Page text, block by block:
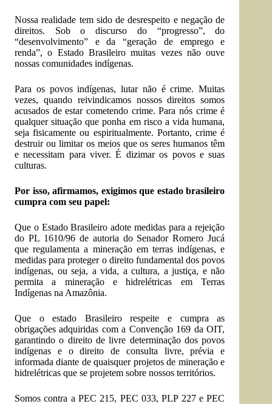
Nossa realidade tem sido de desrespeito e negação de
direitos. Sob o discurso do “progresso”, do
“desenvolvimento” e da “geração de emprego e
renda”, o Estado Brasileiro muitas vezes não ouve
nossas comunidades indígenas.
Para os povos indígenas, lutar não é crime. Muitas
vezes, quando reivindicamos nossos direitos somos
acusados de estar cometendo crime. Para nós crime é
qualquer situação que ponha em risco a vida humana,
seja fisicamente ou espiritualmente. Portanto, crime é
destruir ou limitar os meios que os seres humanos têm
e necessitam para viver. É dizimar os povos e suas
culturas.
Por isso, afirmamos, exigimos que estado brasileiro
cumpra com seu papel:
Que o Estado Brasileiro adote medidas para a rejeição
do PL 1610/96 de autoria do Senador Romero Jucá
que regulamenta a mineração em terras indígenas, e
medidas para proteger o direito fundamental dos povos
indígenas, ou seja, a vida, a cultura, a justiça, e não
permita a mineração e hidrelétricas em Terras
Indígenas na Amazônia.
Que o estado Brasileiro respeite e cumpra as
obrigações adquiridas com a Convenção 169 da OIT,
garantindo o direito de livre determinação dos povos
indígenas e o direito de consulta livre, prévia e
informada diante de quaisquer projetos de mineração e
hidrelétricas que se projetem sobre nossos territórios.
Somos contra a PEC 215, PEC 033, PLP 227 e PEC